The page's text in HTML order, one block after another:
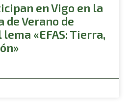
en Vigo en la
de Verano de
lema «EFAS: Tierra,